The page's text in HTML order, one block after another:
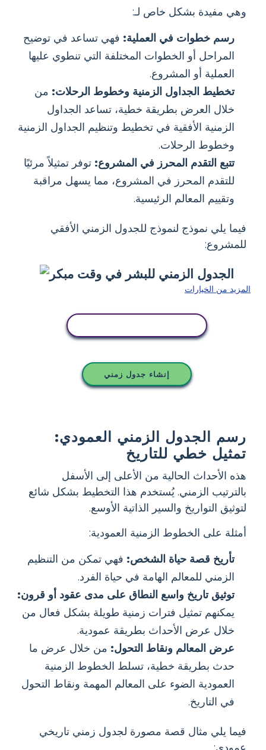
وهي مفيدة بشكل خاص لـ:
رسم خطوات في العملية: فهي تساعد في توضيح
المراحل أو الخطوات المختلفة التي تنطوي عليها
العملية أو المشروع.
تخطيط الجداول الزمنية وخطوط الرحلات: من
خلال العرض بطريقة خطية، تساعد الجداول
الزمنية الأفقية في تخطيط وتنظيم الجداول الزمنية
وخطوط الرحلات.
تتبع التقدم المحرز في المشروع: توفر تمثيلاً مرئيًا
للتقدم المحرز في المشروع، مما يسهل مراقبة
وتقييم المعالم الرئيسية.
فيما يلي نموذج لنموذج للجدول الزمني الأفقي
للمشروع:
المزيد من الخيارات
إنشاء جدول زمني
رسم الجدول الزمني العمودي:
تمثيل خطي للتاريخ
هذه الأحداث الحالية من الأعلى إلى الأسفل
بالترتيب الزمني. يُستخدم هذا التخطيط بشكل شائع
لتوثيق التواريخ والسير الذاتية الأوسع.
أمثلة على الخطوط الزمنية العمودية:
تأريخ قصة حياة الشخص: فهي تمكن من التنظيم
الزمني للمعالم الهامة في حياة الفرد.
توثيق تاريخ واسع النطاق على مدى عقود أو قرون:
يمكنهم تمثيل فترات زمنية طويلة بشكل فعال من
خلال عرض الأحداث بطريقة عمودية.
عرض المعالم ونقاط التحول: من خلال عرض ما
حدث بطريقة خطية، تسلط الخطوط الزمنية
العمودية الضوء على المعالم المهمة ونقاط التحول
في التاريخ.
فيما يلي مثال قصة مصورة لجدول زمني تاريخي